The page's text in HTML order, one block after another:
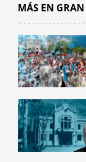
MÁS EN